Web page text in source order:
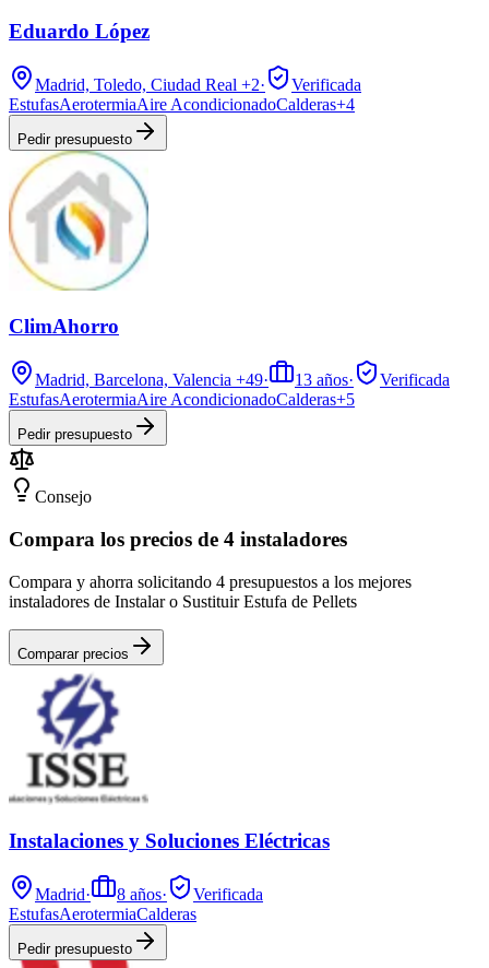
Eduardo López
Madrid, Toledo, Ciudad Real +2·
Verificada
EstufasAerotermiaAire AcondicionadoCalderas+4
Pedir presupuesto
ClimAhorro
Madrid, Barcelona, Valencia +49· 13 años·
Verificada
EstufasAerotermiaAire AcondicionadoCalderas+5
Pedir presupuesto
Consejo
Compara los precios de 4 instaladores
Compara y ahorra solicitando 4 presupuestos a los mejores
instaladores de Instalar o Sustituir Estufa de Pellets
Comparar precios
Instalaciones y Soluciones Eléctricas
Madrid· 8 años·
Verificada
EstufasAerotermiaCalderas
Pedir presupuesto